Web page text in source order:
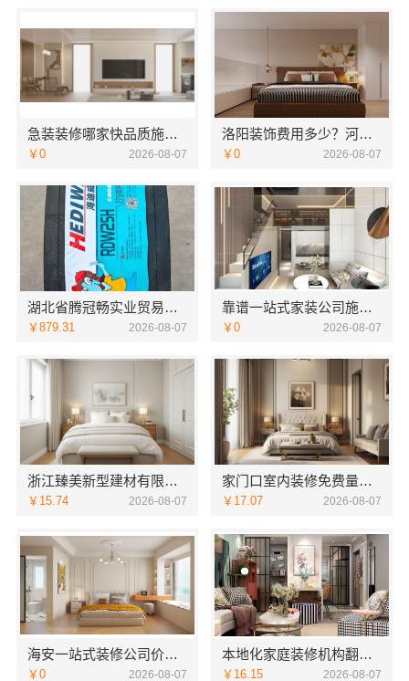
急装装修哪家快品质施工，同城快装省心
￥0 2026-08-07
洛阳装饰费用多少？河南璟臻环保建材有限公司透明报价
￥0 2026-08-07
湖北省腾冠畅实业贸易有限公司：专业轮胎批发平台解决方案
￥879.31 2026-08-07
靠谱一站式家装公司施工南通宏域全宅装饰建材有限公司
￥0 2026-08-07
浙江臻美新型建材有限公司：正规装修质保学区房
￥15.74 2026-08-07
家门口室内装修免费量房，浙江宜美嘉装饰贴心服务
￥17.07 2026-08-07
海安一站式装修公司价格南通宏域全宅装饰建材有限公司预算
￥0 2026-08-07
本地化家庭装修机构翻新，嘉兴绿色之家建材科技有限公司
￥16.15 2026-08-07